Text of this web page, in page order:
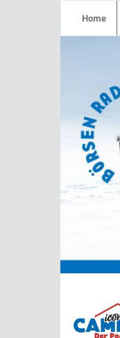
Home